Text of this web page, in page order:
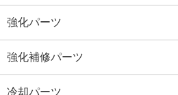
強化パーツ
強化補修パーツ
冷却パーツ